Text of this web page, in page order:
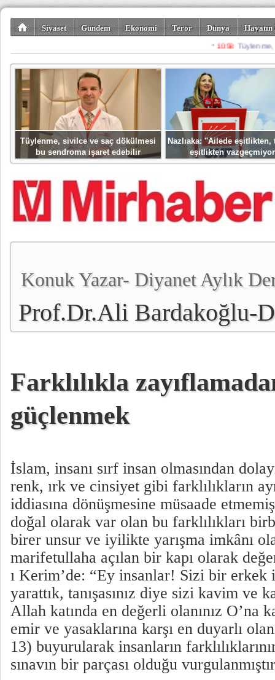
Siyaset Gündem Ekonomi Terör Dünya
Spor Misafir
Tüylenme, sivilce ve saç dökülmesi
bu sendroma işaret edebilir
Nazlıaka: ''Ailede eşitlikten,
eşitlikten
Konuk Yazar- Diyanet Aylık
Prof.Dr.Ali Bardakoğlu-
Farklılıkla
güçlenmek
İslam, insanı sırf insan olmasından
renk, ırk ve cinsiyet gibi farklılıkların
iddiasına dönüşmesine müsaade
doğal olarak var olan bu farklılıkları
birer unsur ve iyilikte yarışma imkânı
marifetullaha açılan bir kapı olarak
ı Kerim’de: “Ey insanlar! Sizi bir erkek
yarattık, tanışasınız diye sizi kavim ve
Allah katında en değerli olanınız O’na
emir ve yasaklarına karşı en duyarlı
13) buyurularak insanların
sınavın bir parçası olduğu